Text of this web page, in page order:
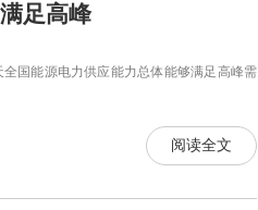
足高峰
国能源电力供应能力总体能够满足高峰需
阅读全文